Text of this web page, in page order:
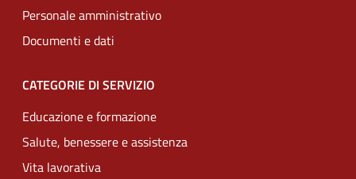
Personale amministrativo
Documenti e dati
CATEGORIE DI SERVIZIO
Educazione e formazione
Salute, benessere e assistenza
Vita lavorativa